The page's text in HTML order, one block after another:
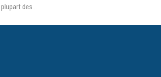
plupart des…